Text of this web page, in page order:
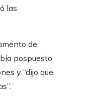
las
de
pospuesto
y “dijo que